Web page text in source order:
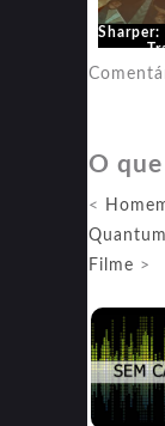
Sharper:
O
<
Filme >